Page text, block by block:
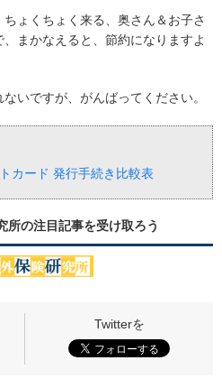
ょくちょく来る、奥さん＆お子さ
まかなえると、節約になりますよ
いですが、がんばってください。
カード 発行手続き比較表
所の注目記事を受け取ろう